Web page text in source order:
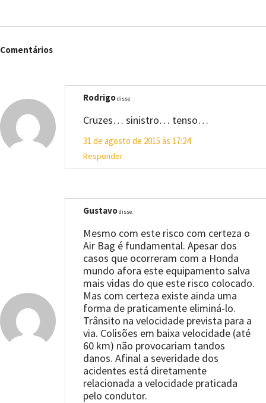
Comentários
Rodrigodisse:
Cruzes… sinistro… tenso…
31 de agosto de 2015 às 17:24
Responder
Gustavodisse:
Mesmo com este risco com certeza o
Air Bag é fundamental. Apesar dos
casos que ocorreram com a Honda
mundo afora este equipamento salva
mais vidas do que este risco colocado.
Mas com certeza existe ainda uma
forma de praticamente eliminá-lo.
Trânsito na velocidade prevista para a
via. Colisões em baixa velocidade (até
60 km) não provocariam tandos
danos. Afinal a severidade dos
acidentes está diretamente
relacionada a velocidade praticada
pelo condutor.